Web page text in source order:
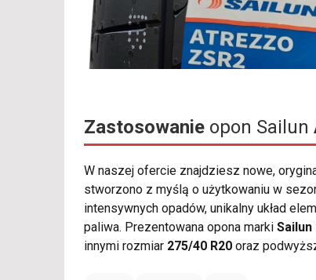
Zastosowanie opon Sailun
W naszej ofercie znajdziesz nowe,
stworzono z myślą o użytkowaniu w
intensywnych opadów, unikalny układ
paliwa. Prezentowana opona marki Sailun
innymi rozmiar 275/40 R20 oraz